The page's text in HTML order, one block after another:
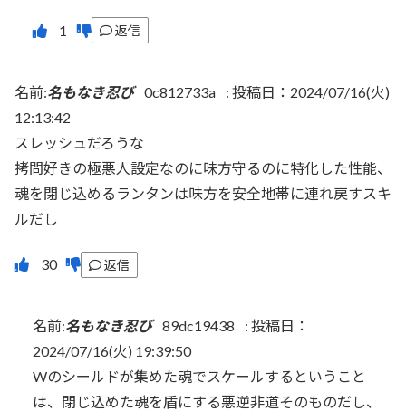
返信
名前:名もなき忍び 0c812733a : 投稿日：2024/07/16(火)
12:13:42
スレッシュだろうな
拷問好きの極悪人設定なのに味方守るのに特化した性能、
魂を閉じ込めるランタンは味方を安全地帯に連れ戻すスキ
ルだし
返信
名前:名もなき忍び 89dc19438 : 投稿日：
2024/07/16(火) 19:39:50
Wのシールドが集めた魂でスケールするということ
は、閉じ込めた魂を盾にする悪逆非道そのものだし、